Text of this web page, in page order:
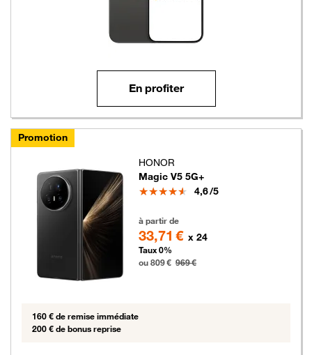
En profiter
Promotion
HONOR
Magic V5 5G+
Note
4,6/5
à partir de
33,71 € x 24
Taux 0%
ou 809 € 969 €
160 € de remise immédiate
200 € de bonus reprise